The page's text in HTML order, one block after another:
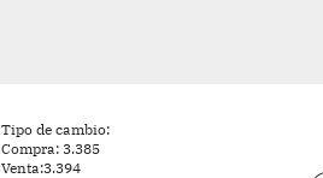
Tipo de cambio:
Compra: 3.385
Venta:3.394